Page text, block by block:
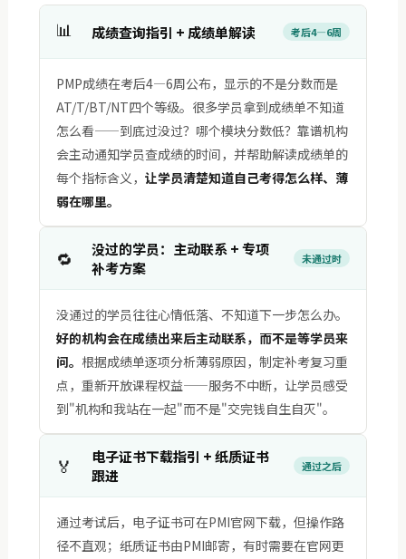
📊 成绩查询指引 + 成绩单解读 考后4—6周
PMP成绩在考后4—6周公布，显示的不是分数而是
AT/T/BT/NT四个等级。很多学员拿到成绩单不知道
怎么看——到底过没过？哪个模块分数低？靠谱机构
会主动通知学员查成绩的时间，并帮助解读成绩单的
每个指标含义， 让学员清楚知道自己考得怎么样、薄
弱在哪里。
🔁
没过的学员：主动联系 + 专项
补考方案
未通过时
没通过的学员往往心情低落、不知道下一步怎么办。
好的机构会在成绩出来后主动联系，而不是等学员来
问。 根据成绩单逐项分析薄弱原因，制定补考复习重
点，重新开放课程权益——服务不中断，让学员感受
到"机构和我站在一起"而不是"交完钱自生自灭"。
🏅
电子证书下载指引 + 纸质证书
跟进
通过之后
通过考试后，电子证书可在PMI官网下载，但操作路
径不直观；纸质证书由PMI邮寄，有时需要在官网更